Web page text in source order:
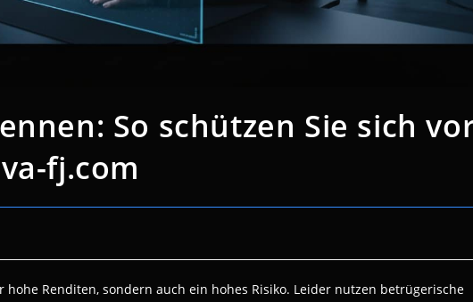
So schützen Sie sich
fj.com
Renditen, sondern auch ein hohes Risiko. Leider nutzen betrügerische